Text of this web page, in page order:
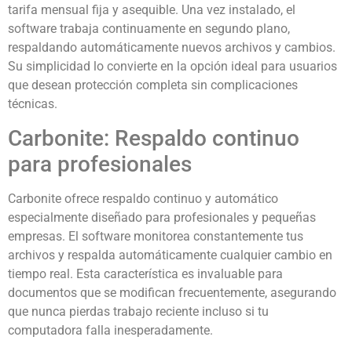
tarifa mensual fija y asequible. Una vez instalado, el
software trabaja continuamente en segundo plano,
respaldando automáticamente nuevos archivos y cambios.
Su simplicidad lo convierte en la opción ideal para usuarios
que desean protección completa sin complicaciones
técnicas.
Carbonite: Respaldo continuo
para profesionales
Carbonite ofrece respaldo continuo y automático
especialmente diseñado para profesionales y pequeñas
empresas. El software monitorea constantemente tus
archivos y respalda automáticamente cualquier cambio en
tiempo real. Esta característica es invaluable para
documentos que se modifican frecuentemente, asegurando
que nunca pierdas trabajo reciente incluso si tu
computadora falla inesperadamente.